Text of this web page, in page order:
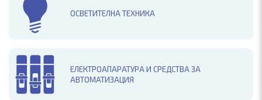
ОСВЕТИТЕЛНА ТЕХНИКА
ЕЛЕКТРОАПАРАТУРА И СРЕДСТВА ЗА
АВТОМАТИЗАЦИЯ